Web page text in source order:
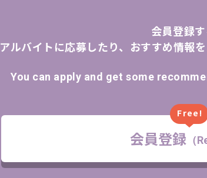
会員登録
アルバイトに応募したり、おすすめ情報
You can apply and get some
Free!
会員登録 （